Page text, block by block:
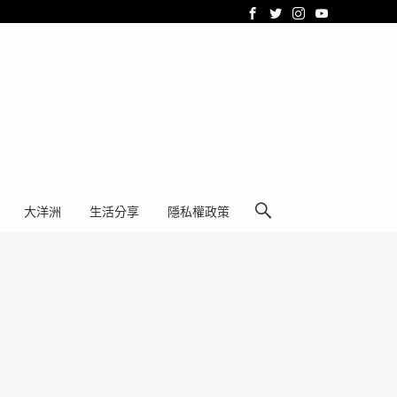
大洋洲 生活分享 隱私權政策